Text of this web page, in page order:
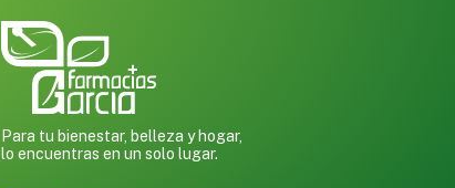
Para tu bienestar, belleza y hogar,
lo encuentras en un solo lugar.